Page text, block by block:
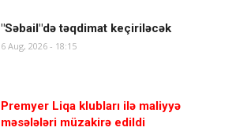
"Səbail"də təqdimat keçiriləcək
6 Aug, 2026 - 18:15
Premyer Liqa klubları ilə maliyyə
məsələləri müzakirə edildi